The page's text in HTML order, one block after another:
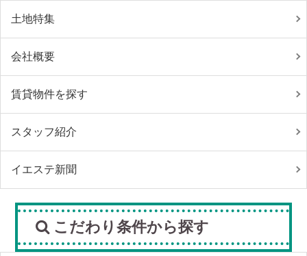
土地特集
会社概要
賃貸物件を探す
スタッフ紹介
イエステ新聞
こだわり条件から探す